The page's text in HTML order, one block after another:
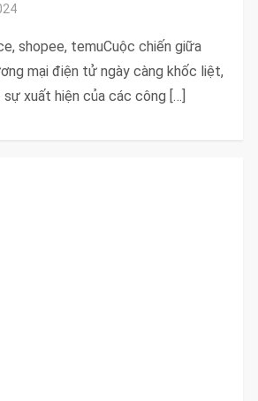
shopee, temuCuộc chiến giữa
mại điện tử ngày càng khốc liệt,
xuất hiện của các công […]